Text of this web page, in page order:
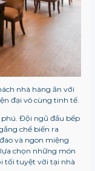
nhà hàng ăn với
đại vô cùng tinh tế.
phú. Đội ngũ đầu bếp
chế biến ra
và ngon miệng
chọn những món
tối tuyệt vời tại nhà